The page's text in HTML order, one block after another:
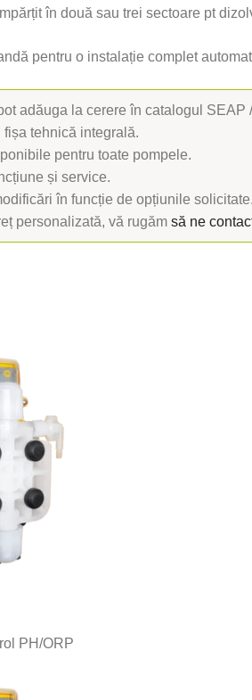
în două sau trei sectoare pt
pentru o instalație complet
adăuga la cerere în catalogul SEAP
tehnică integrală.
pentru toate pompele.
și service.
în funcție de opțiunile solicitate.
personalizată, vă rugăm să ne
PH/ORP